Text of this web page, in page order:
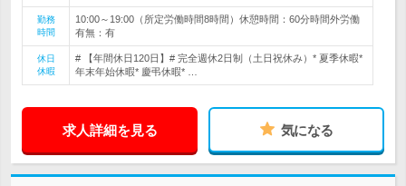
勤務
時間
10:00～19:00（所定労働時間8時間）休憩時間：60分時間外労働
有無：有
休日
休暇
# 【年間休日120日】# 完全週休2日制（土日祝休み）* 夏季休暇*
年末年始休暇* 慶弔休暇* …
求人詳細を見る 気になる